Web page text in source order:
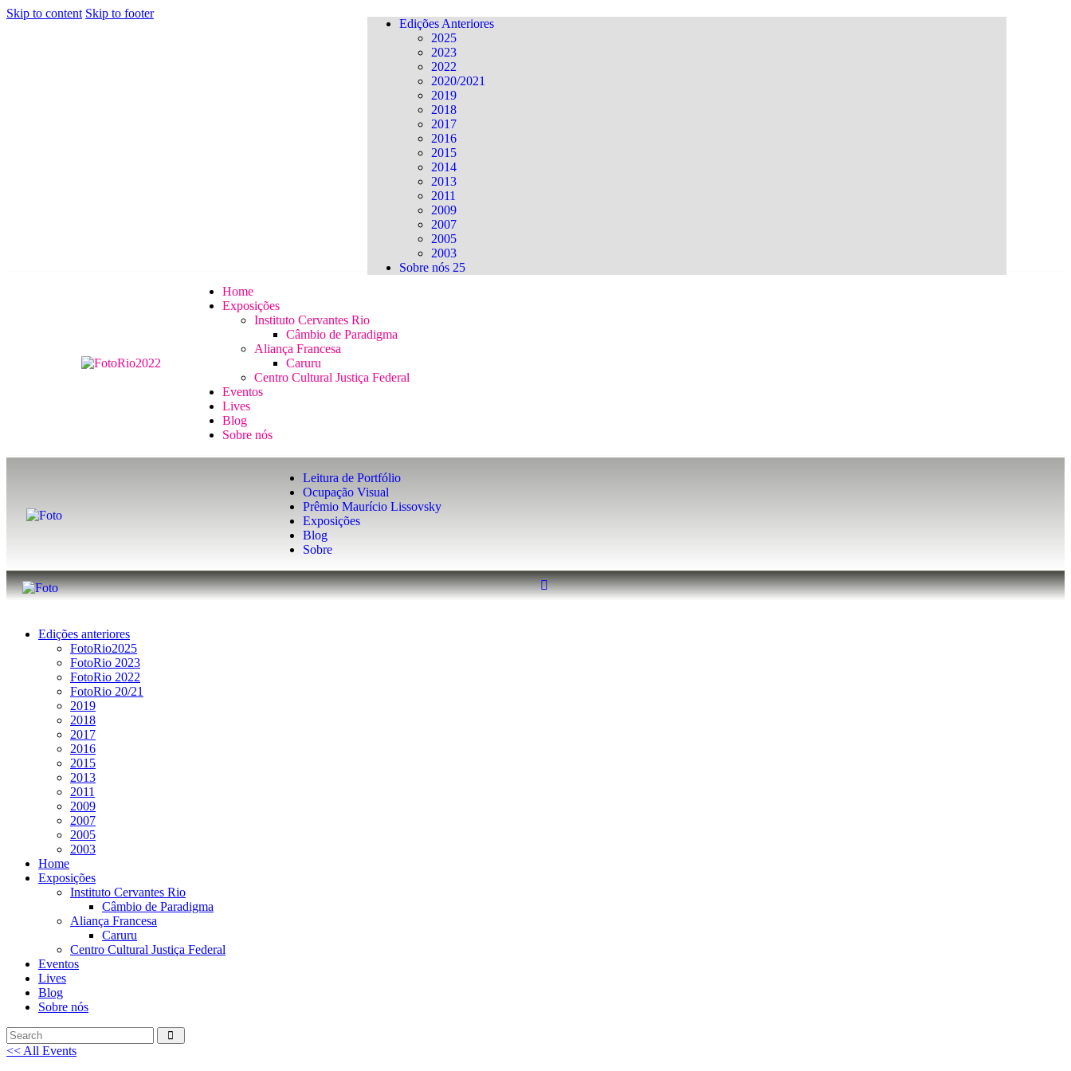
Skip to content Skip to footer
Edições Anteriores
2025
2023
2022
2020/2021
2019
2018
2017
2016
2015
2014
2013
2011
2009
2007
2005
2003
Sobre nós 25
Home
Exposições
Instituto Cervantes Rio
Câmbio de Paradigma
Aliança Francesa
Caruru
Centro Cultural Justiça Federal
Eventos
Lives
Blog
Sobre nós
Leitura de Portfólio
Ocupação Visual
Prêmio Maurício Lissovsky
Exposições
Blog
Sobre
Edições anteriores
FotoRio2025
FotoRio 2023
FotoRio 2022
FotoRio 20/21
2019
2018
2017
2016
2015
2013
2011
2009
2007
2005
2003
Home
Exposições
Instituto Cervantes Rio
Câmbio de Paradigma
Aliança Francesa
Caruru
Centro Cultural Justiça Federal
Eventos
Lives
Blog
Sobre nós
<< All Events